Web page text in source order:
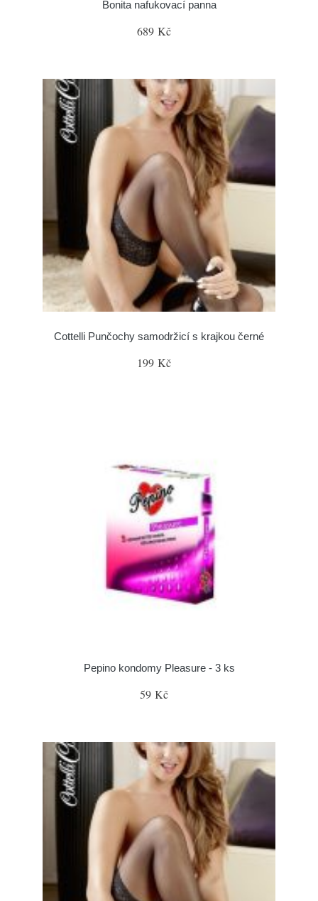
Bonita nafukovací panna
689 Kč
Cottelli Punčochy samodržicí s krajkou černé
199 Kč
Pepino kondomy Pleasure - 3 ks
59 Kč